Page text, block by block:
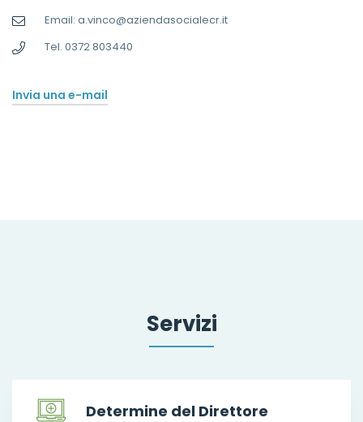
Email: a.vinco@aziendasocialecr.it
Tel. 0372 803440
Invia una e-mail
Servizi
Determine del Direttore